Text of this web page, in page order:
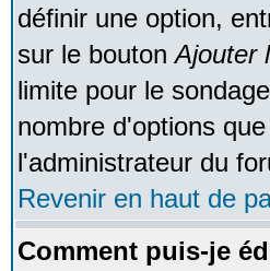
définir une option,
sur le boutonAjouter
limite pour le
nombre d'options
l'administrateur du
Revenir en haut de
Comment puis-je